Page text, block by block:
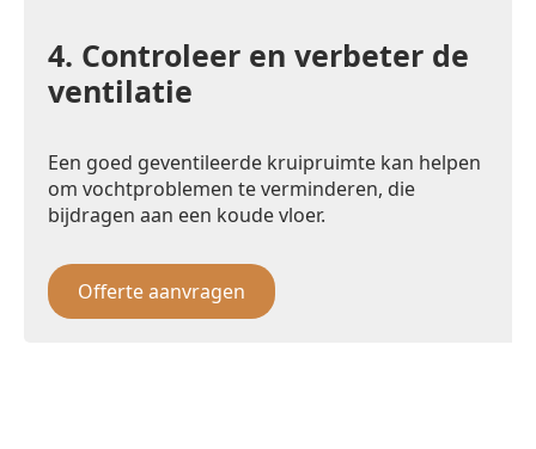
4. Controleer en verbeter de
ventilatie
Een goed geventileerde kruipruimte kan helpen
om vochtproblemen te verminderen, die
bijdragen aan een koude vloer.
Offerte aanvragen